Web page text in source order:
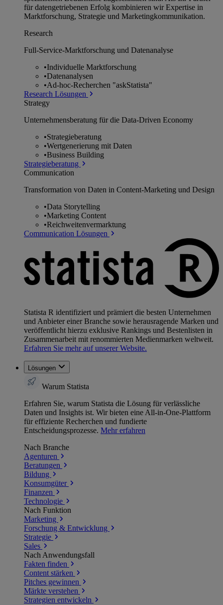
für datengetriebenen Erfolg kombinieren wir Expertise in
Marktforschung, Strategie und Marketingkommunikation.
Research
Full-Service-Marktforschung und Datenanalyse
•Individuelle Marktforschung
•Datenanalysen
•Ad-hoc-Recherchen "askStatista"
Research Lösungen
Strategy
Unternehmens­beratung für die Data-Driven Economy
•Strategieberatung
•Wertgenerierung mit Daten
•Business Building
Strategieberatung
Communication
Transformation von Daten in Content-Marketing und Design
•Data Storytelling
•Marketing Content
•Reichweitenvermarktung
Communication Lösungen
Statista R identifiziert und prämiert die besten Unternehmen
und Anbieter einer Branche sowie herausragende Marken und
veröffentlicht hierzu exklusive Rankings und Bestenlisten in
Zusammenarbeit mit renommierten Medienmarken weltweit.
Erfahren Sie mehr auf unserer Website.
Lösungen
Warum Statista
Erfahren Sie, warum Statista die Lösung für verlässliche
Daten und Insights ist. Wir bieten eine All-in-One-Plattform
für effiziente Recherchen und fundierte
Entscheidungsprozesse. Mehr erfahren
Nach Branche
Agenturen
Beratungen
Bildung
Konsumgüter
Finanzen
Technologie
Nach Funktion
Marketing
Forschung & Entwicklung
Strategie
Sales
Nach Anwendungsfall
Fakten finden
Content stärken
Pitches gewinnen
Märkte verstehen
Strategien entwickeln